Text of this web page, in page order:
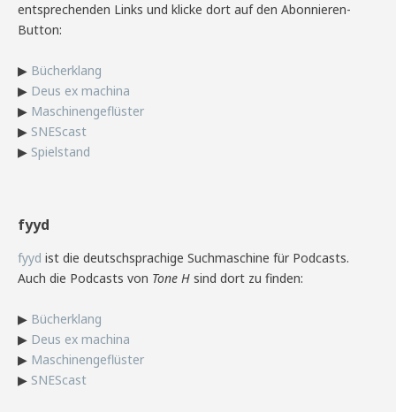
entsprechenden Links und klicke dort auf den Abonnieren-
Button:
▶ Bücherklang
▶ Deus ex machina
▶ Maschinengeflüster
▶ SNEScast
▶ Spielstand
fyyd
fyyd ist die deutschsprachige Suchmaschine für Podcasts.
Auch die Podcasts von Tone H sind dort zu finden:
▶ Bücherklang
▶ Deus ex machina
▶ Maschinengeflüster
▶ SNEScast